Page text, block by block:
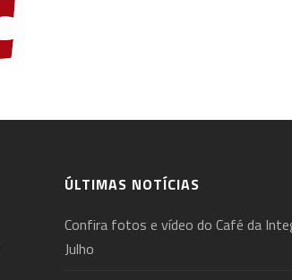
ÚLTIMAS NOTÍCIAS
Confira fotos e vídeo do Café da
Julho